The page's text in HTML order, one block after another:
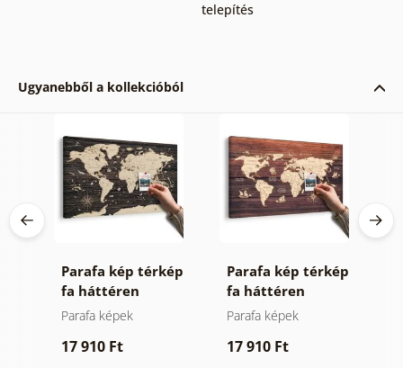
telepítés
Ugyanebből a kollekcióból
Parafa kép térkép
fa háttéren
Parafa képek
17 910 Ft
Parafa kép térkép
fa háttéren
Parafa képek
17 910 Ft